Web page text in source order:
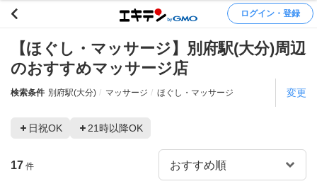
ログイン・登録
【ほぐし・マッサージ】別府駅(大分)周辺
のおすすめマッサージ店
検索条件 別府駅(大分) マッサージ ほぐし・マッサージ 変更
日祝OK 21時以降OK
17 件